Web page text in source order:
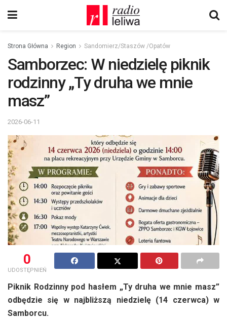
Strona Główna Region Sandomierz/Staszów /Opatów
Samborzec: W niedzielę piknik
rodzinny „Ty druha we mnie
masz”
2026-06-11
0
UDOSTĘPNIEŃ
Piknik Rodzinny pod hasłem „Ty druha we mnie masz”
odbędzie się w najbliższą niedzielę (14 czerwca) w
Samborcu.